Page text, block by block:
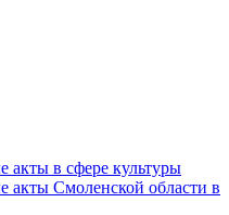
акты в сфере культуры
акты Смоленской области в